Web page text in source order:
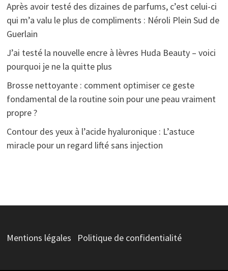
Après avoir testé des dizaines de parfums, c’est celui-ci
qui m’a valu le plus de compliments : Néroli Plein Sud de
Guerlain
J’ai testé la nouvelle encre à lèvres Huda Beauty – voici
pourquoi je ne la quitte plus
Brosse nettoyante : comment optimiser ce geste
fondamental de la routine soin pour une peau vraiment
propre ?
Contour des yeux à l’acide hyaluronique : L’astuce
miracle pour un regard lifté sans injection
Mentions légales Politique de confidentialité